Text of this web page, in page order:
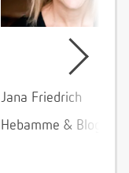
Jana Friedrich
Hebamme &